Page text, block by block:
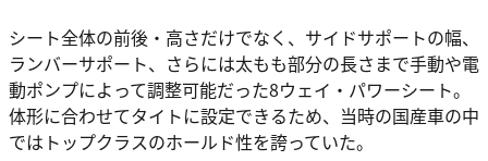
シート全体の前後・高さだけでなく、サイドサポートの幅、
ランバーサポート、さらには太もも部分の長さまで手動や電
動ポンプによって調整可能だった8ウェイ・パワーシート。
体形に合わせてタイトに設定できるため、当時の国産車の中
ではトップクラスのホールド性を誇っていた。